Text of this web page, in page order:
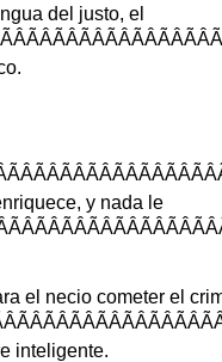
del justo, el
.
, y nada le
el necio cometer el
inteligente.